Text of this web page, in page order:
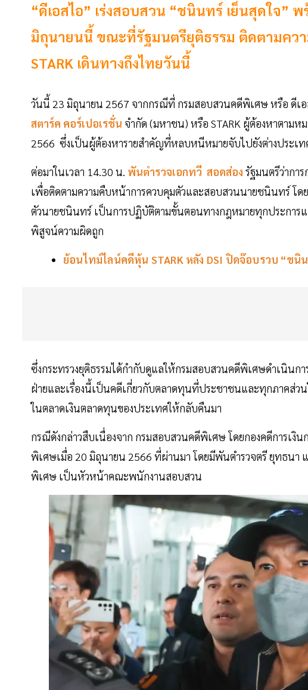
“ดีเอสไอ” เร่งสอบสวน “ชนินทร์ เย็นสุดใจ”
มิถุนายนนี้ ขณะที่รัฐมนตรียุติธรรม ติดตามคว
STARK เดินทางถึงไทยวันนี้
วันนี้ 23 มิถุนายน 2567 จากกรณีที่ กรมสอบสวนคดีพิเศษ หรือ ดีเอ
สตาร์ค คอร์เปอเรชั่น จำกัด (มหาชน) หรือ STARK ผู้ต้องหาตาม
2566 ซึ่งเป็นผู้ต้องหารายสำคัญที่หลบหนีหมายจับไปยังต่างประเท
ต่อมาในเวลา 14.30 น. พันตำรวจเอกทวี สอดส่อง รัฐมนตรีว่ากา
เพื่อติดตามความคืบหน้าการควบคุมตัวและสอบสวนนายชนินทร์ โด
ตัวนายชนินทร์ เป็นการปฏิบัติตามขั้นตอนทางกฎหมายทุกประการ
พิสูจน์ความผิดถูก
ย้อนไทม์ไลน์คดีหุ้น STARK หลัง DSI ปิดจ๊อบรวบ “ชนิ
ซึ่งกระทรวงยุติธรรมได้กำกับดูแลให้กรมสอบสวนคดีพิเศษดำเนิน
ฝ่ายและเรื่องนี้เป็นคดีเกี่ยวกับตลาดทุนที่ประชาชนและทุกภาคส่ว
ในตลาดเงินตลาดทุนของประเทศให้กลับคืนมา
กรณีดังกล่าวสืบเนื่องจาก กรมสอบสวนคดีพิเศษ โดยกองคดีการเงิ
พิเศษเมื่อ 20 มิถุนายน 2566 ที่ผ่านมา โดยมีพันตำรวจตรี ยุทธนา
พิเศษ เป็นหัวหน้าคณะพนักงานสอบสวน